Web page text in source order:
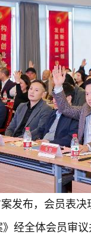
发布，会员表决
经全体会员审